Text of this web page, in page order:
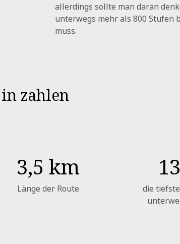
allerdings sollte man daran
unterwegs mehr als 800 Stufen
muss.
zahlen
3,5 km
Länge der Route
die